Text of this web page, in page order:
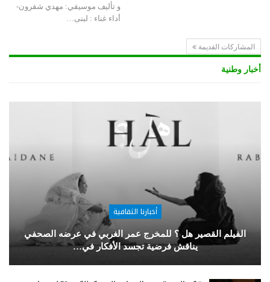
و تأليف موسيقي: مهدي شقرون-
أداء غناء : لبنى…
المشاركات القديمة
أخبار وطنية
أخبارنا الثقافية
الفيلم القصير هل ؟ للمخرج عمر الغربي في عرضه الصحفي
يناقش فرضية تجسد الأفكار في…